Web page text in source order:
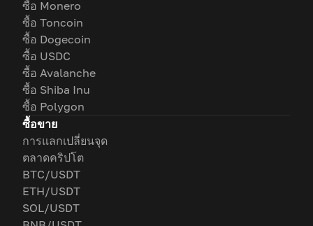
ซื้อ Monero
ซื้อ Toncoin
ซื้อ Dogecoin
ซื้อ USDC
ซื้อ Avalanche
ซื้อ Shiba Inu
ซื้อ Polygon
ซื้อขาย
การแลกเปลี่ยนจุด
ตลาดคริปโต
BTC/USDT
ETH/USDT
SOL/USDT